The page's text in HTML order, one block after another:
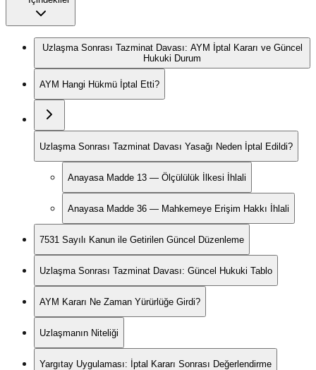
Uzlaşma Sonrası Tazminat Davası: AYM İptal Kararı ve Güncel
Hukuki Durum
AYM Hangi Hükmü İptal Etti?
Uzlaşma Sonrası Tazminat Davası Yasağı Neden İptal Edildi?
Anayasa Madde 13 — Ölçülülük İlkesi İhlali
Anayasa Madde 36 — Mahkemeye Erişim Hakkı İhlali
7531 Sayılı Kanun ile Getirilen Güncel Düzenleme
Uzlaşma Sonrası Tazminat Davası: Güncel Hukuki Tablo
AYM Kararı Ne Zaman Yürürlüğe Girdi?
Uzlaşmanın Niteliği
Yargıtay Uygulaması: İptal Kararı Sonrası Değerlendirme